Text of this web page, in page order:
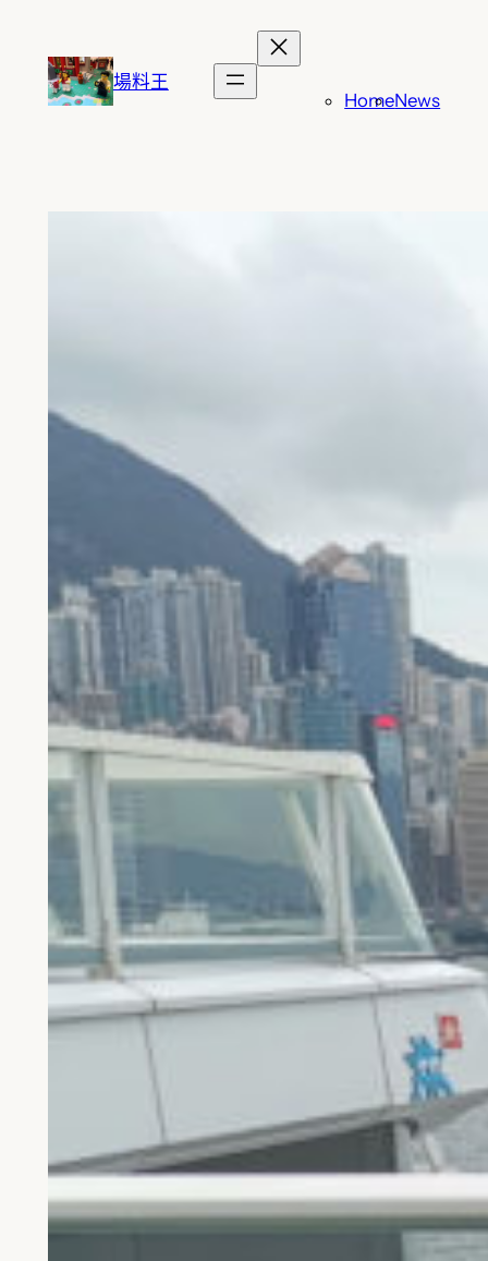
場料王
HomeNews